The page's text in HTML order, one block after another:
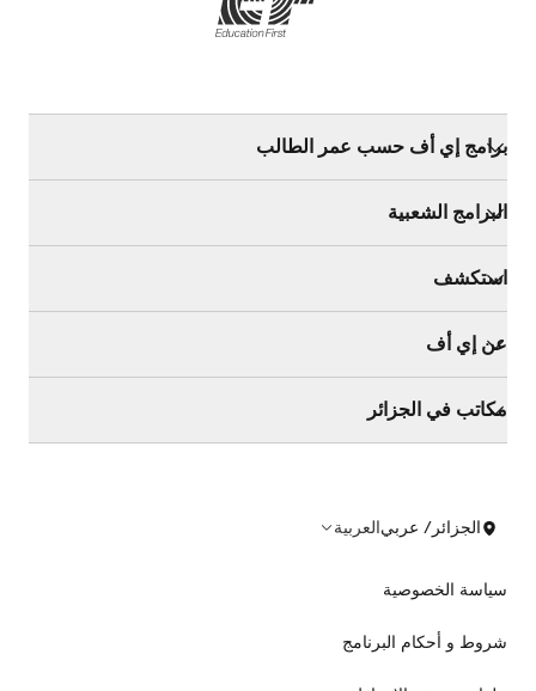
برامج إي أف حسب عمر الطالب
البرامج الشعبية
استكشف
عن إي أف
مكاتب في الجزائر
الجزائر/ عربيالعربية
سياسة الخصوصية
شروط و أحكام البرنامج